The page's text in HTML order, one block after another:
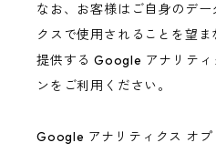
なお、お客様はご自身のデ
クスで使用されることを望
提供する Google アナリテ
ンをご利用ください。
Google アナリティクス オプ